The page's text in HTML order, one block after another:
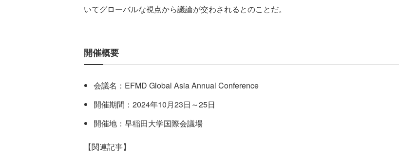
いてグローバルな視点から議論が交わされるとのことだ。
開催概要
会議名：EFMD Global Asia Annual Conference
開催期間：2024年10月23日～25日
開催地：早稲田大学国際会議場
【関連記事】